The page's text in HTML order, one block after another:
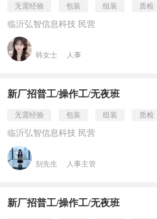
无需经验 包装 组装 质检
临沂弘智信息科技 民营
韩女士 人事
新厂招普工/操作工/无夜班
无需经验 包装 组装 质检
临沂弘智信息科技 民营
别先生 人事主管
新厂招普工/操作工/无夜班